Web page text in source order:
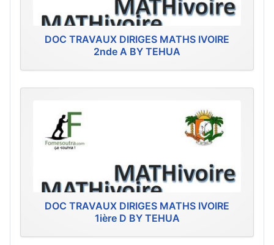
DOC TRAVAUX DIRIGES MATHS IVOIRE
2nde A BY TEHUA
DOC TRAVAUX DIRIGES MATHS IVOIRE
1ière D BY TEHUA